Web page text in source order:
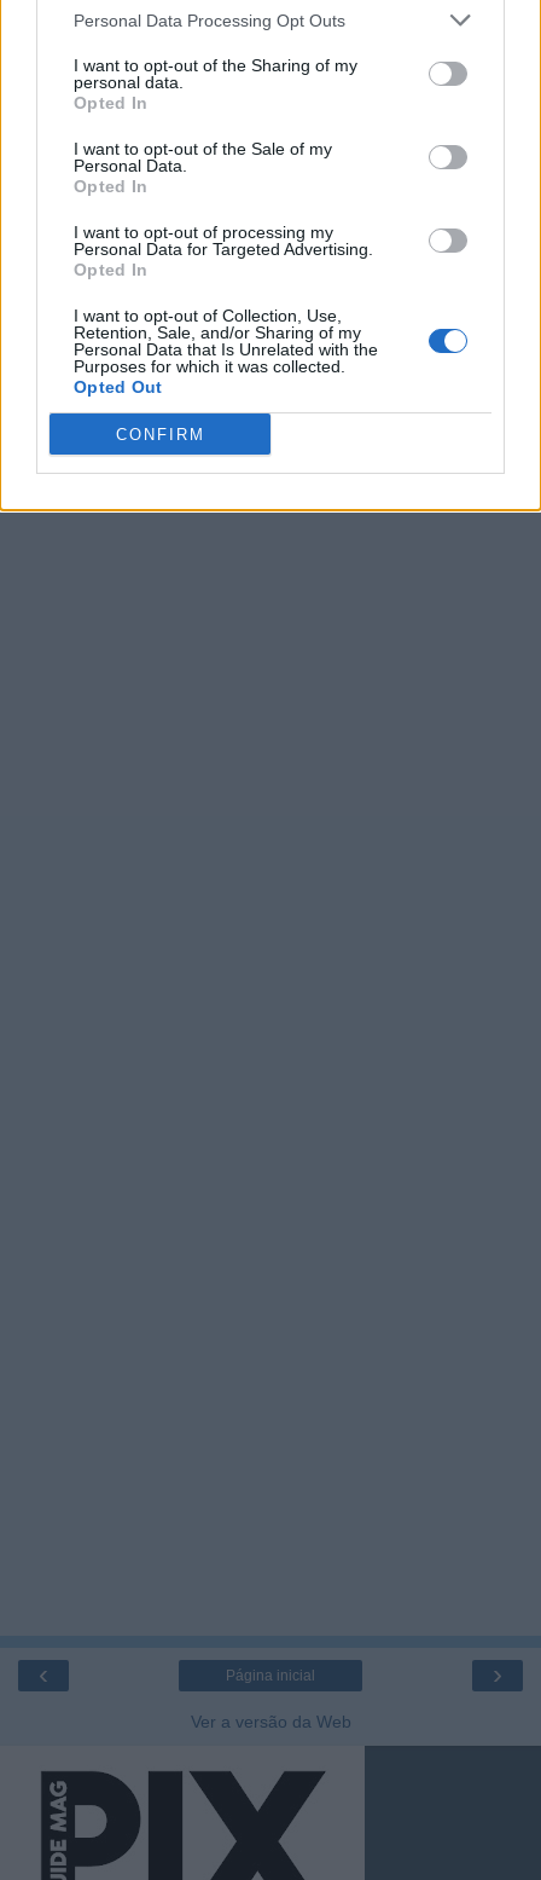
Personal Data Processing Opt Outs
I want to opt-out of the Sharing of my
personal data.
Opted In
I want to opt-out of the Sale of my
Personal Data.
Opted In
I want to opt-out of processing my
Personal Data for Targeted Advertising.
Opted In
I want to opt-out of Collection, Use,
Retention, Sale, and/or Sharing of my
Personal Data that Is Unrelated with the
Purposes for which it was collected.
Opted Out
CONFIRM
‹ ›
Página inicial
Ver a versão da Web